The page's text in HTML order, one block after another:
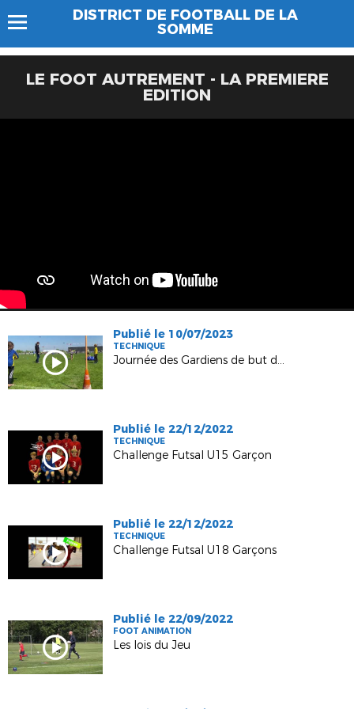
DISTRICT DE FOOTBALL DE LA
SOMME
LE FOOT AUTREMENT - LA PREMIERE
EDITION
Publié le 10/07/2023
TECHNIQUE
Journée des Gardiens de but du 03/05/2023
Publié le 22/12/2022
TECHNIQUE
Challenge Futsal U15 Garçon
Publié le 22/12/2022
TECHNIQUE
Challenge Futsal U18 Garçons
Publié le 22/09/2022
FOOT ANIMATION
Les lois du Jeu